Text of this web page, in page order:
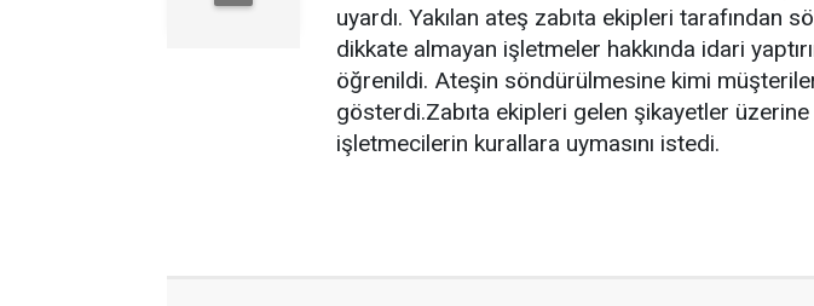
uyardı. Yakılan ateş zabıta ekipleri tarafından
dikkate almayan işletmeler hakkında idari
öğrenildi. Ateşin söndürülmesine kimi
gösterdi.Zabıta ekipleri gelen şikayetler üzerine
işletmecilerin kurallara uymasını istedi.